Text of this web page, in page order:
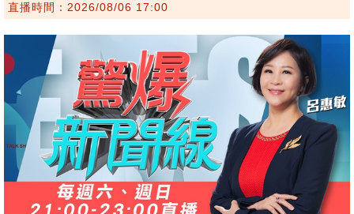
直播時間：2026/08/06 17:00